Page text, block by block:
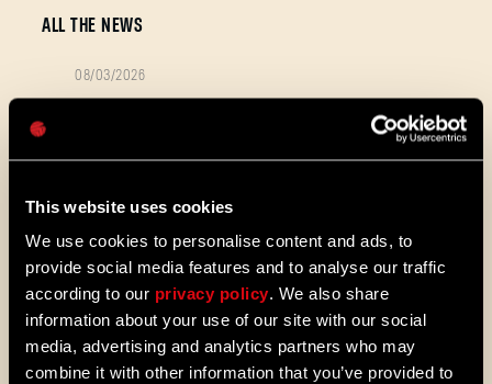
This website uses cookies
We use cookies to personalise content and ads, to
provide social media features and to analyse our traffic
according to our privacy policy. We also share
information about your use of our site with our social
media, advertising and analytics partners who may
combine it with other information that you’ve provided to
ALL THE NEWS
DE
PATCH
08/03/2026
Update 1.29 - Summer of Enhancements
progression amélioré qui vous permet
rapidement. Obtenez des capacités de
déplacement et de combat plus vite et
découvrez de nouveaux mods et
cartes de la communauté. Voici ce
que nous vous avons préparé dans le
dernier patch de Dying Light 2 Stay
Human.